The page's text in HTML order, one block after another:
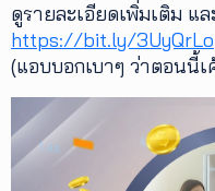
ดูรายละเอียดเพิ่มเติม แ
https://bit.ly/3UyQrLo
(แอบบอกเบาๆ ว่าตอนนี้